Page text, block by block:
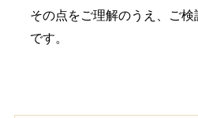
その点をご理解のうえ、ご
です。